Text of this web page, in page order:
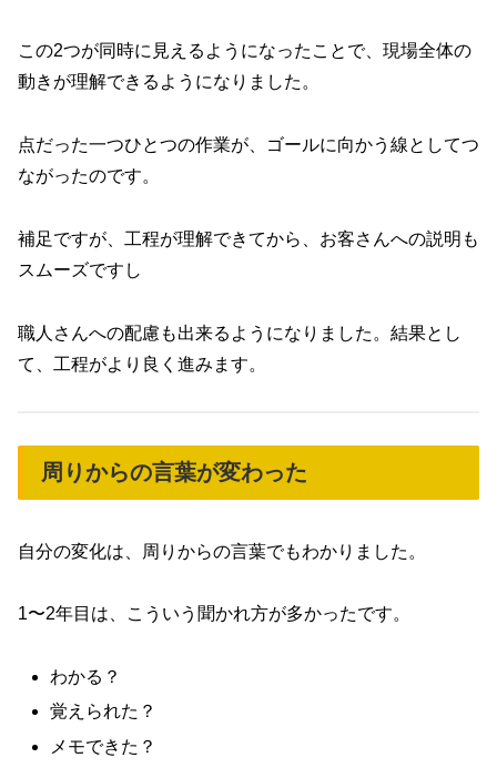
この2つが同時に見えるようになったことで、現場全体の
動きが理解できるようになりました。
点だった一つひとつの作業が、ゴールに向かう線としてつ
ながったのです。
補足ですが、工程が理解できてから、お客さんへの説明も
スムーズですし
職人さんへの配慮も出来るようになりました。結果とし
て、工程がより良く進みます。
周りからの言葉が変わった
自分の変化は、周りからの言葉でもわかりました。
1〜2年目は、こういう聞かれ方が多かったです。
わかる？
覚えられた？
メモできた？